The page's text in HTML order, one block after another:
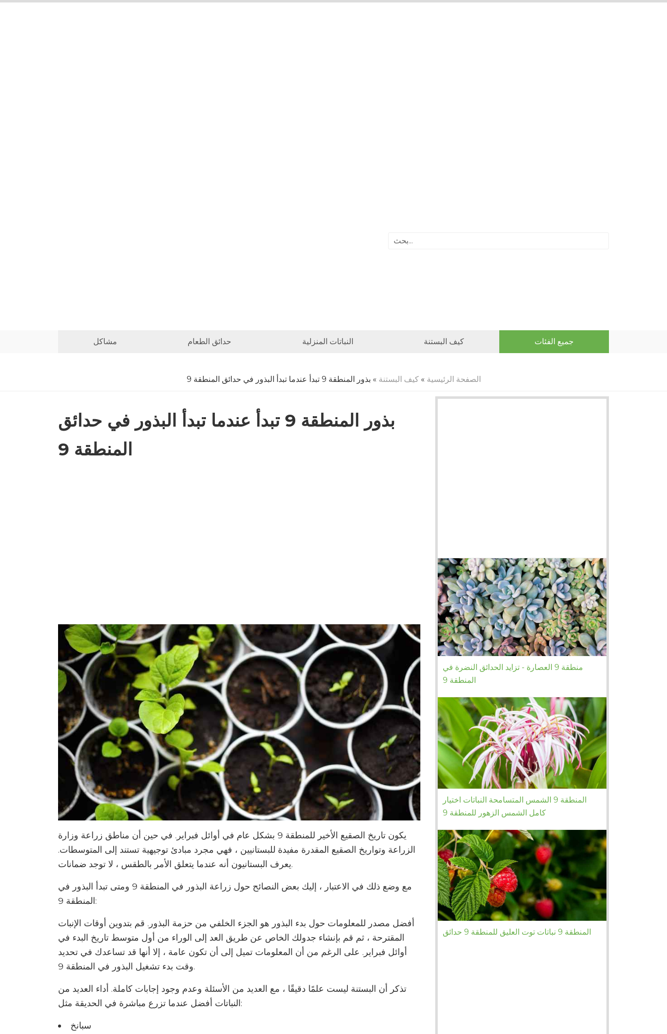
مشاكل حدائق الطعام النباتات المنزلية كيف البستنة جميع الفئات
الصفحة الرئيسية »كيف البستنة » بذور المنطقة 9 تبدأ عندما تبدأ البذور في حدائق المنطقة 9
بذور المنطقة 9 تبدأ عندما تبدأ البذور في حدائق
المنطقة 9
يكون تاريخ الصقيع الأخير للمنطقة 9 بشكل عام في أوائل فبراير. في حين أن مناطق زراعة وزارة
الزراعة وتواريخ الصقيع المقدرة مفيدة للبستانيين ، فهي مجرد مبادئ توجيهية تستند إلى المتوسطات.
يعرف البستانيون أنه عندما يتعلق الأمر بالطقس ، لا توجد ضمانات.
مع وضع ذلك في الاعتبار ، إليك بعض النصائح حول زراعة البذور في المنطقة 9 ومتى تبدأ البذور في
المنطقة 9:
أفضل مصدر للمعلومات حول بدء البذور هو الجزء الخلفي من حزمة البذور. قم بتدوين أوقات الإنبات
المقترحة ، ثم قم بإنشاء جدولك الخاص عن طريق العد إلى الوراء من أول متوسط ​​تاريخ البدء في
أوائل فبراير. على الرغم من أن المعلومات تميل إلى أن تكون عامة ، إلا أنها قد تساعدك في تحديد
وقت بدء تشغيل البذور في المنطقة 9.
تذكر أن البستنة ليست علمًا دقيقًا ، مع العديد من الأسئلة وعدم وجود إجابات كاملة. أداء العديد من
النباتات أفضل عندما تزرع مباشرة في الحديقة مثل:
سبانخ
منطقة 9 العصارة - تزايد الحدائق النضرة في
المنطقة 9
المنطقة 9 الشمس المتسامحة النباتات اختيار
كامل الشمس الزهور للمنطقة 9
المنطقة 9 نباتات توت العليق للمنطقة 9 حدائق